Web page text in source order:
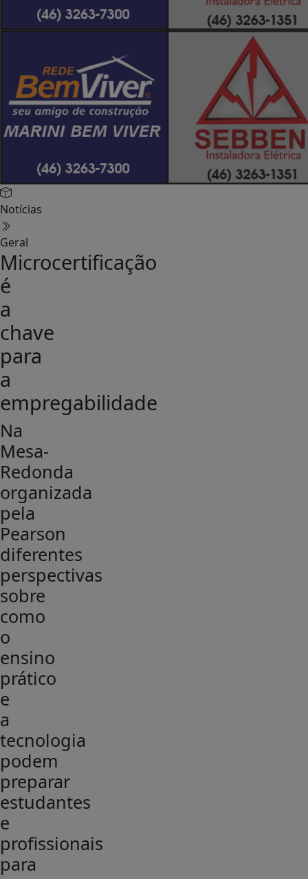
Notícias
Geral
Microcertificação
é
a
chave
para
a
empregabilidade
Na
Mesa-
Redonda
organizada
pela
Pearson
diferentes
perspectivas
sobre
como
o
ensino
prático
e
a
tecnologia
podem
preparar
estudantes
e
profissionais
para